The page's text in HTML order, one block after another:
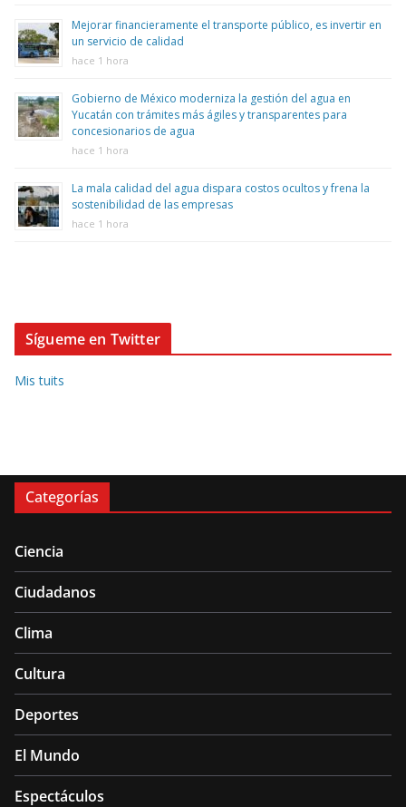
Mejorar financieramente el transporte público, es invertir en
un servicio de calidad
hace 1 hora
Gobierno de México moderniza la gestión del agua en
Yucatán con trámites más ágiles y transparentes para
concesionarios de agua
hace 1 hora
La mala calidad del agua dispara costos ocultos y frena la
sostenibilidad de las empresas
hace 1 hora
Sígueme en Twitter
Mis tuits
Categorías
Ciencia
Ciudadanos
Clima
Cultura
Deportes
El Mundo
Espectáculos